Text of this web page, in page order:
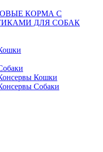
КОРМА С
ДЛЯ СОБАК
Кошки
Собаки